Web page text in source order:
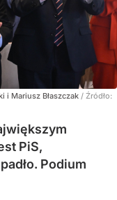
i Mariusz Błaszczak / Źródło:
PiS,
Podium